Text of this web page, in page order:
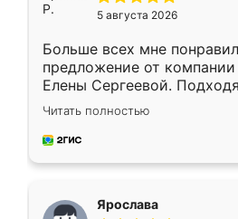
5 августа 2026
Больше всех мне
предложение от компании
Елены Сергеевой.
короткие сроки
для замера сотрудник
предложил по моему
Читать полностью
Ярослава